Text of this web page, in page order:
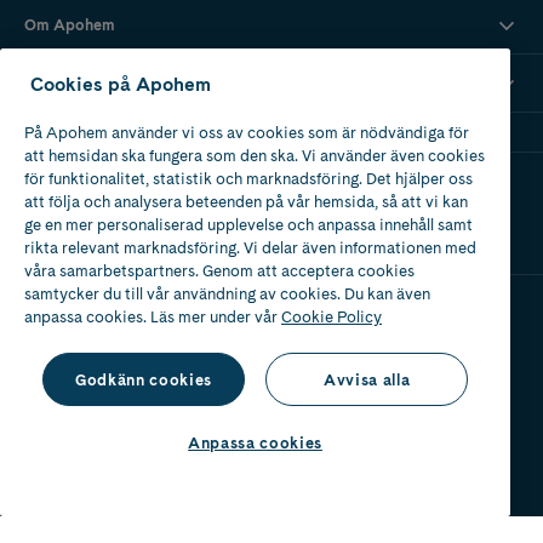
hos oss på Apohem. Passa på att ladda upp med allt du behöver för
förkylning,hosta,snuva och nästäppamedan du är här.
Om Apohem
Mina recept
Ladda ner vår app
av Läkemedelsverket
Cookies på Apohem
På Apohem använder vi oss av cookies som är nödvändiga för
att hemsidan ska fungera som den ska. Vi använder även cookies
för funktionalitet, statistik och marknadsföring. Det hjälper oss
att följa och analysera beteenden på vår hemsida, så att vi kan
ge en mer personaliserad upplevelse och anpassa innehåll samt
rikta relevant marknadsföring. Vi delar även informationen med
våra samarbetspartners. Genom att acceptera cookies
samtycker du till vår användning av cookies. Du kan även
anpassa cookies. Läs mer under vårCookie Policy
Godkänn cookies Avvisa alla
Anpassa cookies